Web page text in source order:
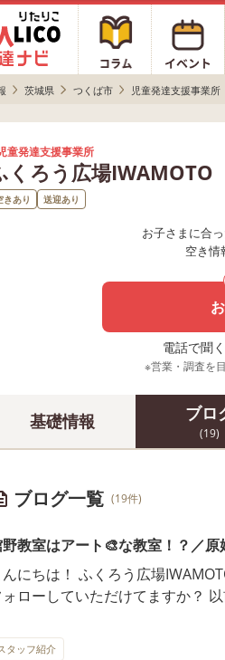
茨城県 つくば市 児童発達支援事業所
童発達支援事業所
くろう広場
きあり 送迎あり
お子さまに合
空き情
電話で聞
※営業・調査を
基礎情報 ブロ
(19)
ブログ一覧 (19件)
教室はアート🎨な教室！？／原
にちは！ ふくろう広場IWAMOTOの大場です！
ォローしていただけてますか？
１面は現在まだ真っ白 しかし
タッフ紹介